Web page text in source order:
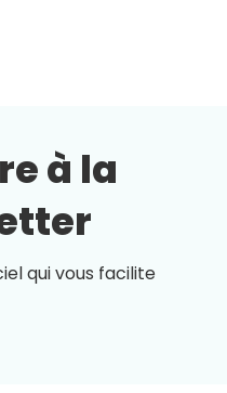
à la
qui vous facilite